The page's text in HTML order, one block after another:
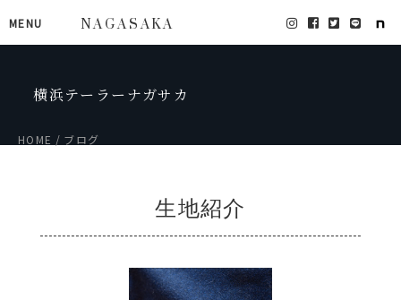
MENU NAGASAKA
横浜テーラーナガサカ
HOME ブログ
生地紹介